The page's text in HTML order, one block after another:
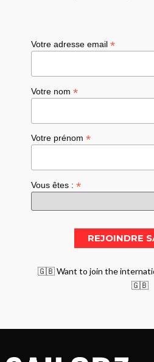
Votre adresse email*
Votre nom*
Votre prénom*
Vous êtes :*
🇬🇧 Want to join the
🇬🇧